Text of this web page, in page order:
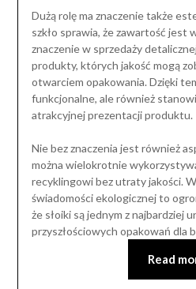
Dużą rolę ma znaczenie także
szkło sprawia, że zawartość jest
znaczenie w sprzedaży
produkty, których jakość mogą
otwarciem opakowania. Dzięki
funkcjonalne, ale również
atrakcyjnej prezentacji produktu.
Nie bez znaczenia jest również
można wielokrotnie
recyklingowi bez utraty jakości.
świadomości ekologicznej to
że słoiki są jednym z najbardziej
przyszłościowych opakowań dla
Read